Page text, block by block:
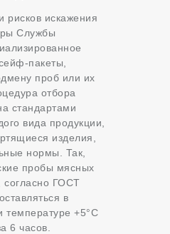
рисков искажения
Службы
пакеты,
проб или их
отбора
стандартами
вида продукции,
изделия,
нормы. Так,
пробы мясных
согласно ГОСТ
в
температуре +5°C
6 часов.